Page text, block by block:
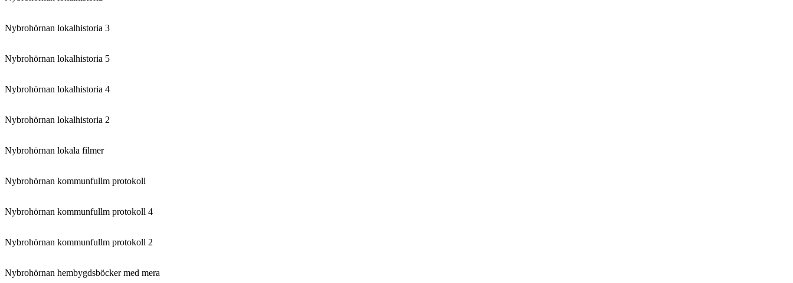
Nybrohörnan lokalhistoria 3
Nybrohörnan lokalhistoria 5
Nybrohörnan lokalhistoria 4
Nybrohörnan lokalhistoria 2
Nybrohörnan lokala filmer
Nybrohörnan kommunfullm protokoll
Nybrohörnan kommunfullm protokoll 4
Nybrohörnan kommunfullm protokoll 2
Nybrohörnan hembygdsböcker med mera